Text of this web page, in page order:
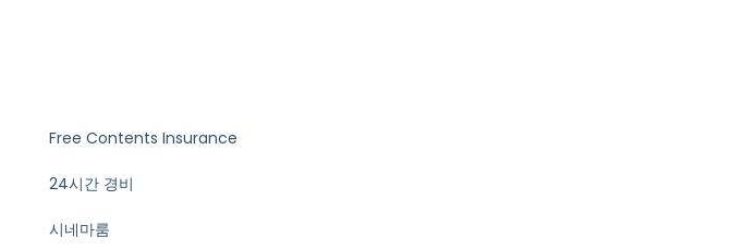
Free Contents Insurance
24시간 경비
시네마룸